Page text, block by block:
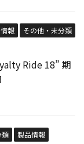
報
その他・未分類
Ride 18” 期
類 製品情報